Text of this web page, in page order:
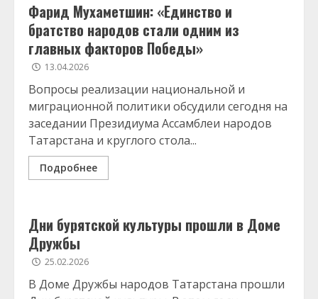
Фарид Мухаметшин: «Единство и
братство народов стали одним из
главных факторов Победы»
13.04.2026
Вопросы реализации национальной и
миграционной политики обсудили сегодня на
заседании Президиума Ассамблеи народов
Татарстана и круглого стола...
Подробнее
Дни бурятской культуры прошли в Доме
Дружбы
25.02.2026
В Доме Дружбы народов Татарстана прошли